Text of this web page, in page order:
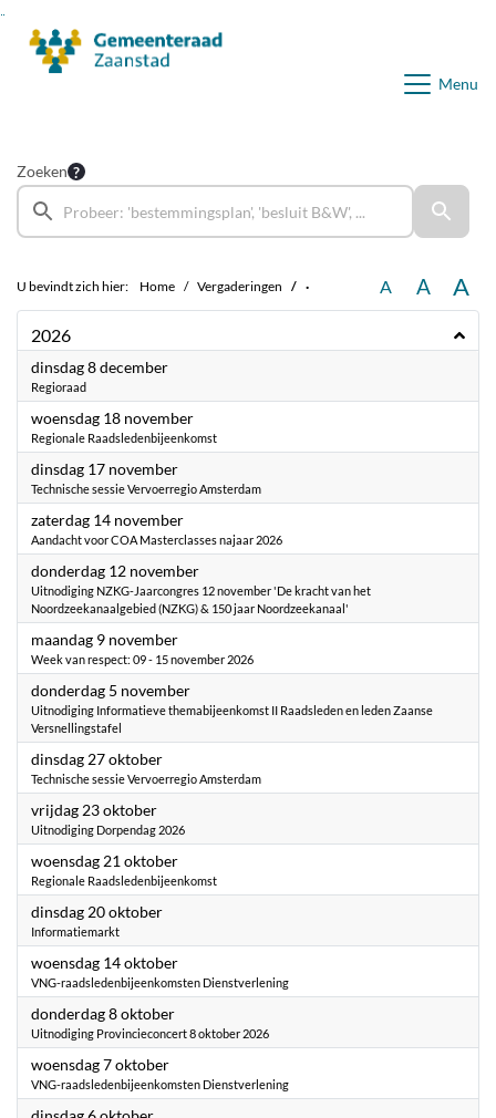
Menu
Zoeken
U bevindt zich hier: Home Vergaderingen · A A A
2026
dinsdag 8 december2026
Regioraad
woensdag 18 november2026
Regionale Raadsledenbijeenkomst
dinsdag 17 november2026
Technische sessie Vervoerregio Amsterdam
zaterdag 14 november2026
Aandacht voor COA Masterclasses najaar 2026
donderdag 12 november2026
Uitnodiging NZKG-Jaarcongres 12 november 'De kracht van het
Noordzeekanaalgebied (NZKG) & 150 jaar Noordzeekanaal'
maandag 9 november2026
Week van respect: 09 - 15 november 2026
donderdag 5 november2026
Uitnodiging Informatieve themabijeenkomst II Raadsleden en leden Zaanse
Versnellingstafel
dinsdag 27 oktober2026
Technische sessie Vervoerregio Amsterdam
vrijdag 23 oktober2026
Uitnodiging Dorpendag 2026
woensdag 21 oktober2026
Regionale Raadsledenbijeenkomst
dinsdag 20 oktober2026
Informatiemarkt
woensdag 14 oktober2026
VNG-raadsledenbijeenkomsten Dienstverlening
donderdag 8 oktober2026
Uitnodiging Provincieconcert 8 oktober 2026
woensdag 7 oktober2026
VNG-raadsledenbijeenkomsten Dienstverlening
2026